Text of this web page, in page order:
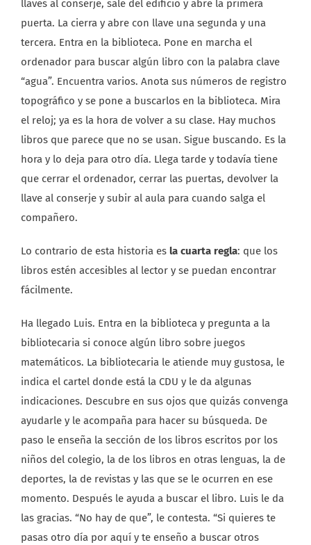
llaves al conserje, sale del edificio y abre la primera
puerta. La cierra y abre con llave una segunda y una
tercera. Entra en la biblioteca. Pone en marcha el
ordenador para buscar algún libro con la palabra clave
“agua”. Encuentra varios. Anota sus números de registro
topográfico y se pone a buscarlos en la biblioteca. Mira
el reloj; ya es la hora de volver a su clase. Hay muchos
libros que parece que no se usan. Sigue buscando. Es la
hora y lo deja para otro día. Llega tarde y todavía tiene
que cerrar el ordenador, cerrar las puertas, devolver la
llave al conserje y subir al aula para cuando salga el
compañero.
Lo contrario de esta historia es la cuarta regla: que los
libros estén accesibles al lector y se puedan encontrar
fácilmente.
Ha llegado Luis. Entra en la biblioteca y pregunta a la
bibliotecaria si conoce algún libro sobre juegos
matemáticos. La bibliotecaria le atiende muy gustosa, le
indica el cartel donde está la CDU y le da algunas
indicaciones. Descubre en sus ojos que quizás convenga
ayudarle y le acompaña para hacer su búsqueda. De
paso le enseña la sección de los libros escritos por los
niños del colegio, la de los libros en otras lenguas, la de
deportes, la de revistas y las que se le ocurren en ese
momento. Después le ayuda a buscar el libro. Luis le da
las gracias. “No hay de que”, le contesta. “Si quieres te
pasas otro día por aquí y te enseño a buscar otros